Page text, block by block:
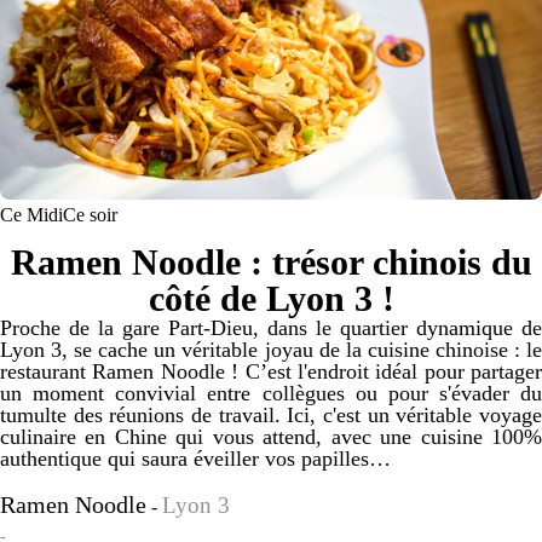
Ce MidiCe soir
Ramen Noodle : trésor chinois du
côté de Lyon 3 !
Proche de la gare Part-Dieu, dans le quartier dynamique de
Lyon 3, se cache un véritable joyau de la cuisine chinoise : le
restaurant Ramen Noodle ! C’est l'endroit idéal pour partager
un moment convivial entre collègues ou pour s'évader du
tumulte des réunions de travail. Ici, c'est un véritable voyage
culinaire en Chine qui vous attend, avec une cuisine 100%
authentique qui saura éveiller vos papilles…
Ramen Noodle - Lyon 3
-